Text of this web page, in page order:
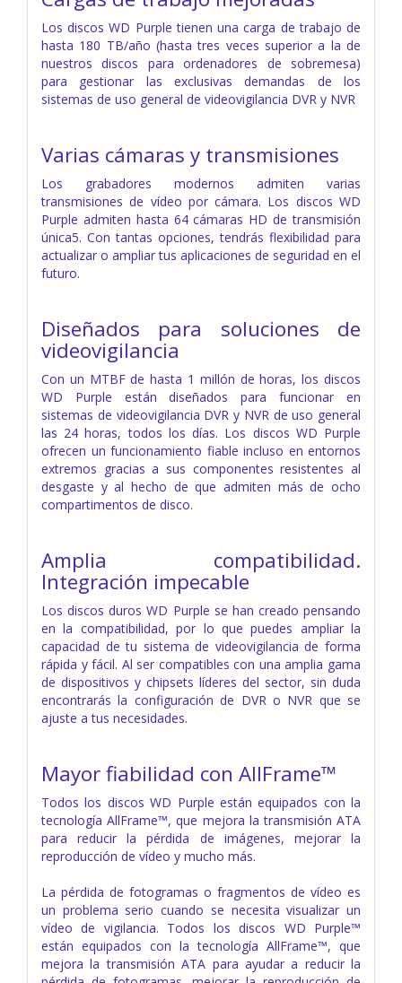
Los discos WD Purple tienen una carga de trabajo de
hasta 180 TB/año (hasta tres veces superior a la de
nuestros discos para ordenadores de sobremesa)
para gestionar las exclusivas demandas de los
sistemas de uso general de videovigilancia DVR y NVR
Varias cámaras y transmisiones
Los grabadores modernos admiten varias
transmisiones de vídeo por cámara. Los discos WD
Purple admiten hasta 64 cámaras HD de transmisión
única5. Con tantas opciones, tendrás flexibilidad para
actualizar o ampliar tus aplicaciones de seguridad en el
futuro.
Diseñados para soluciones de
videovigilancia
Con un MTBF de hasta 1 millón de horas, los discos
WD Purple están diseñados para funcionar en
sistemas de videovigilancia DVR y NVR de uso general
las 24 horas, todos los días. Los discos WD Purple
ofrecen un funcionamiento fiable incluso en entornos
extremos gracias a sus componentes resistentes al
desgaste y al hecho de que admiten más de ocho
compartimentos de disco.
Amplia compatibilidad.
Integración impecable
Los discos duros WD Purple se han creado pensando
en la compatibilidad, por lo que puedes ampliar la
capacidad de tu sistema de videovigilancia de forma
rápida y fácil. Al ser compatibles con una amplia gama
de dispositivos y chipsets líderes del sector, sin duda
encontrarás la configuración de DVR o NVR que se
ajuste a tus necesidades.
Mayor fiabilidad con AllFrame™
Todos los discos WD Purple están equipados con la
tecnología AllFrame™, que mejora la transmisión ATA
para reducir la pérdida de imágenes, mejorar la
reproducción de vídeo y mucho más.
La pérdida de fotogramas o fragmentos de vídeo es
un problema serio cuando se necesita visualizar un
vídeo de vigilancia. Todos los discos WD Purple™
están equipados con la tecnología AllFrame™, que
mejora la transmisión ATA para ayudar a reducir la